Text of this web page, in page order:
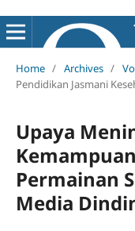
Home / Archives /
Pendidikan Jasmani
Upaya
Permainan
Media